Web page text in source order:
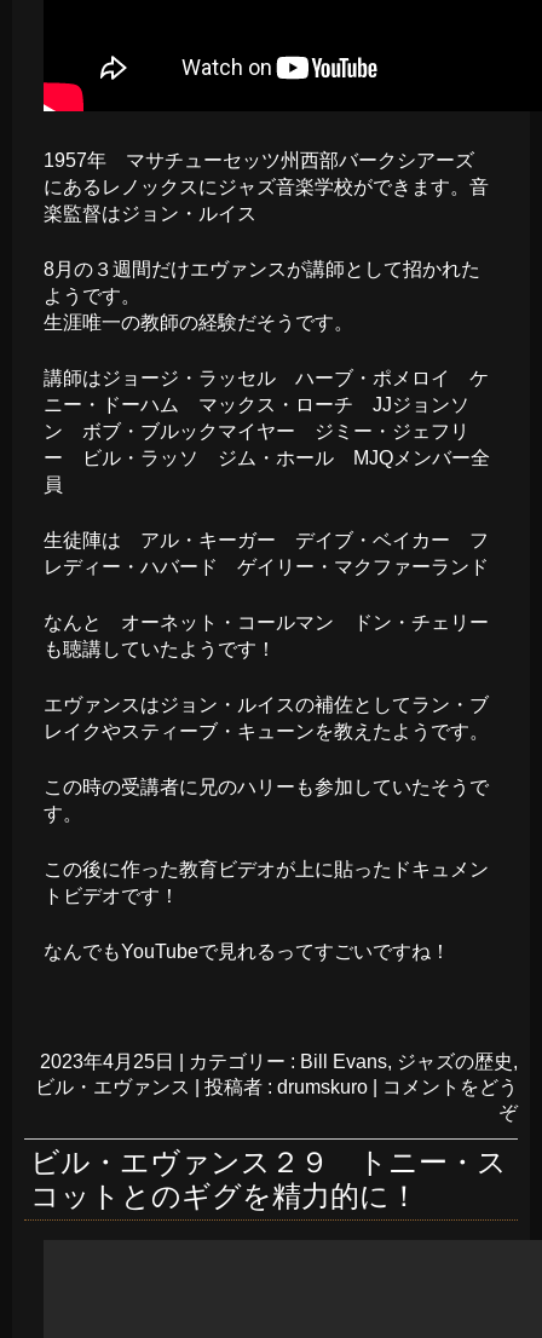
1957年 マサチューセッツ州西部バークシアーズ
にあるレノックスにジャズ音楽学校ができます。音
楽監督はジョン・ルイス
8月の３週間だけエヴァンスが講師として招かれた
ようです。
生涯唯一の教師の経験だそうです。
講師はジョージ・ラッセル ハーブ・ポメロイ ケ
ニー・ドーハム マックス・ローチ JJジョンソ
ン ボブ・ブルックマイヤー ジミー・ジェフリ
ー ビル・ラッソ ジム・ホール MJQメンバー全
員
生徒陣は アル・キーガー デイブ・ベイカー フ
レディー・ハバード ゲイリー・マクファーランド
なんと オーネット・コールマン ドン・チェリー
も聴講していたようです！
エヴァンスはジョン・ルイスの補佐としてラン・ブ
レイクやスティーブ・キューンを教えたようです。
この時の受講者に兄のハリーも参加していたそうで
す。
この後に作った教育ビデオが上に貼ったドキュメン
トビデオです！
なんでもYouTubeで見れるってすごいですね！
2023年4月25日 カテゴリー : Bill Evans, ジャズの歴史,
ビル・エヴァンス
投稿者 : drumskuro
コメントをどう
ぞ
ビル・エヴァンス２９ トニー・ス
コットとのギグを精力的に！